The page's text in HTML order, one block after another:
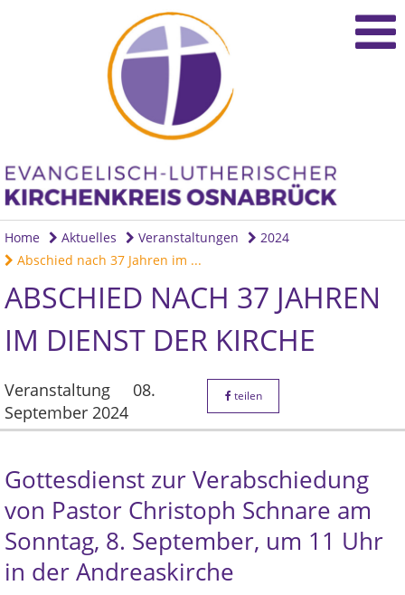
Home Aktuelles Veranstaltungen
2024
Abschied nach 37 Jahren im ...
ABSCHIED NACH 37 JAHREN
IM DIENST DER KIRCHE
Veranstaltung
08.
September 2024
teilen
Gottesdienst zur Verabschiedung
von Pastor Christoph Schnare am
Sonntag, 8. September, um 11 Uhr
in der Andreaskirche